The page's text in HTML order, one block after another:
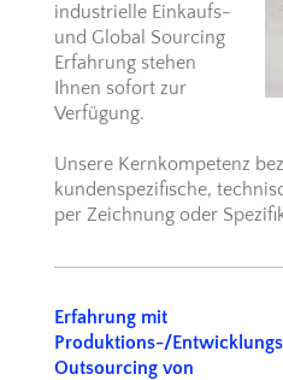
industrielle Einkaufs-
und Global Sourcing
Erfahrung stehen
Ihnen sofort zur
Verfügung.
Unsere Kernkompetenz
kundenspezifische,
per Zeichnung oder
Erfahrung mit
Produktions-/
Outsourcing von